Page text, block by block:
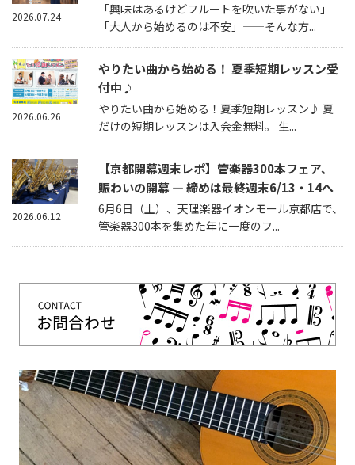
「興味はあるけどフルートを吹いた事がない」
「大人から始めるのは不安」——そんな方...
2026.07.24
やりたい曲から始める！ 夏季短期レッスン受
付中♪
やりたい曲から始める！夏季短期レッスン♪ 夏
だけの短期レッスンは入会金無料。 生...
2026.06.26
【京都開幕週末レポ】管楽器300本フェア、
賑わいの開幕 — 締めは最終週末6/13・14へ
6月6日（土）、天理楽器イオンモール京都店で、
管楽器300本を集めた年に一度のフ...
2026.06.12